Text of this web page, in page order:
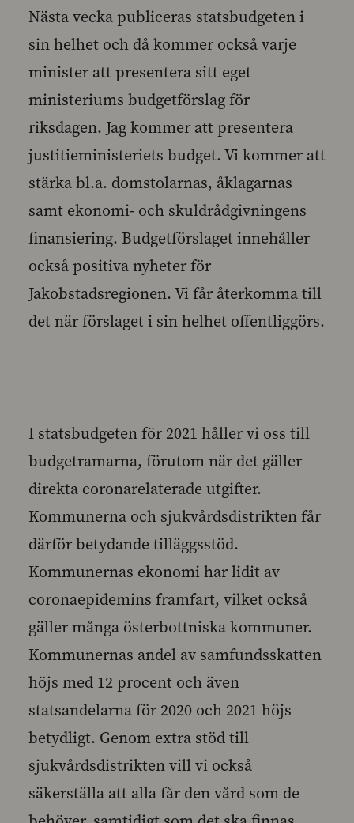
Nästa vecka publiceras statsbudgeten i
sin helhet och då kommer också varje
minister att presentera sitt eget
ministeriums budgetförslag för
riksdagen. Jag kommer att presentera
justitieministeriets budget. Vi kommer att
stärka bl.a. domstolarnas, åklagarnas
samt ekonomi- och skuldrådgivningens
finansiering. Budgetförslaget innehåller
också positiva nyheter för
Jakobstadsregionen. Vi får återkomma till
det när förslaget i sin helhet offentliggörs.
I statsbudgeten för 2021 håller vi oss till
budgetramarna, förutom när det gäller
direkta coronarelaterade utgifter.
Kommunerna och sjukvårdsdistrikten får
därför betydande tilläggsstöd.
Kommunernas ekonomi har lidit av
coronaepidemins framfart, vilket också
gäller många österbottniska kommuner.
Kommunernas andel av samfundsskatten
höjs med 12 procent och även
statsandelarna för 2020 och 2021 höjs
betydligt. Genom extra stöd till
sjukvårdsdistrikten vill vi också
säkerställa att alla får den vård som de